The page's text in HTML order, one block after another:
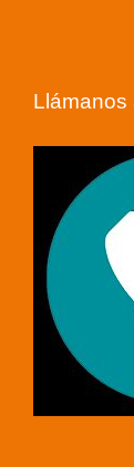
Llámanos